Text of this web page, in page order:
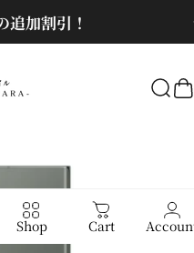
追加割引！
イドショーを一時停止
ル 検
Shop Cart